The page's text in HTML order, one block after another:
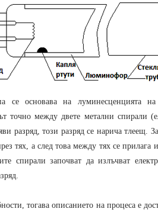
се основава на луминесценцията
точно между двете метални спирали
разряд, този разряд се нарича тлеещ.
тях, а след това между тях се
спирали започват да излъчват
тогава описанието на процеса е